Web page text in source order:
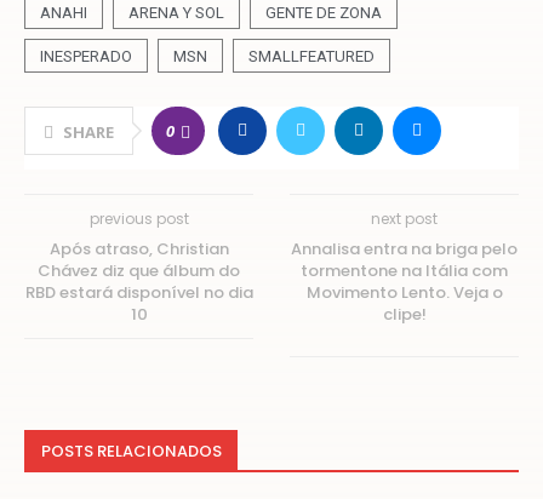
ANAHI ARENA Y SOL GENTE DE ZONA
INESPERADO MSN SMALLFEATURED
SHARE 0
previous post
Após atraso, Christian
Chávez diz que álbum do
RBD estará disponível no dia
10
next post
Annalisa entra na briga pelo
tormentone na Itália com
Movimento Lento. Veja o
clipe!
POSTS RELACIONADOS